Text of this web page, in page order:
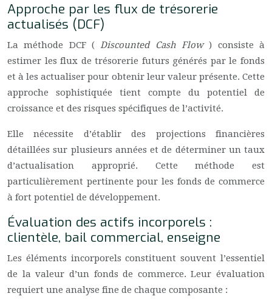
Approche par les flux de trésorerie
actualisés (DCF)
La méthode DCF (Discounted Cash Flow) consiste à
estimer les flux de trésorerie futurs générés par le fonds
et à les actualiser pour obtenir leur valeur présente. Cette
approche sophistiquée tient compte du potentiel de
croissance et des risques spécifiques de l’activité.
Elle nécessite d’établir des projections financières
détaillées sur plusieurs années et de déterminer un taux
d’actualisation approprié. Cette méthode est
particulièrement pertinente pour les fonds de commerce
à fort potentiel de développement.
Évaluation des actifs incorporels :
clientèle, bail commercial, enseigne
Les éléments incorporels constituent souvent l’essentiel
de la valeur d’un fonds de commerce. Leur évaluation
requiert une analyse fine de chaque composante :